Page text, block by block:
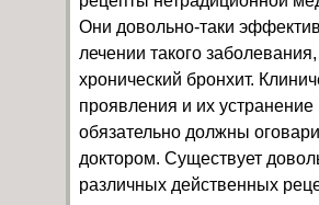
Они довольно-таки
лечении такого заболевания,
хронический бронхит.
проявления и их устранение
обязательно должны
доктором. Существует
различных действенных